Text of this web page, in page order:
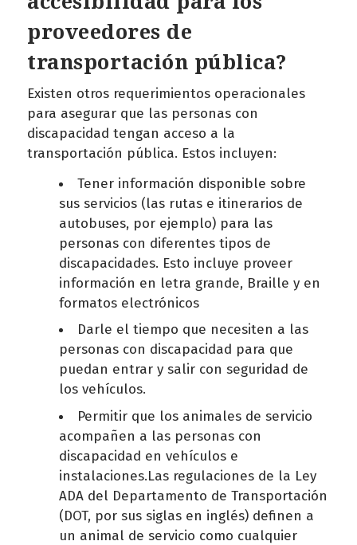
proveedores de
transportación pública?
Existen otros requerimientos operacionales
para asegurar que las personas con
discapacidad tengan acceso a la
transportación pública. Estos incluyen:
Tener información disponible sobre
sus servicios (las rutas e itinerarios de
autobuses, por ejemplo) para las
personas con diferentes tipos de
discapacidades. Esto incluye proveer
información en letra grande, Braille y en
formatos electrónicos
Darle el tiempo que necesiten a las
personas con discapacidad para que
puedan entrar y salir con seguridad de
los vehículos.
Permitir que los animales de servicio
acompañen a las personas con
discapacidad en vehículos e
instalaciones.Las regulaciones de la Ley
ADA del Departamento de Transportación
(DOT, por sus siglas en inglés) definen a
un animal de servicio como cualquier